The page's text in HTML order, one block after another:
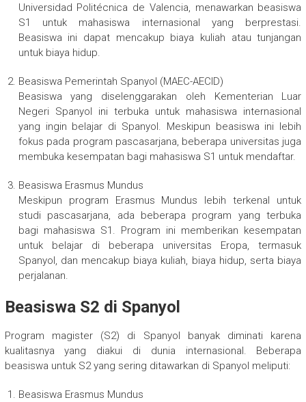
Universidad Politécnica de Valencia, menawarkan beasiswa
S1 untuk mahasiswa internasional yang berprestasi.
Beasiswa ini dapat mencakup biaya kuliah atau tunjangan
untuk biaya hidup.
Beasiswa Pemerintah Spanyol (MAEC-AECID)
Beasiswa yang diselenggarakan oleh Kementerian Luar
Negeri Spanyol ini terbuka untuk mahasiswa internasional
yang ingin belajar di Spanyol. Meskipun beasiswa ini lebih
fokus pada program pascasarjana, beberapa universitas juga
membuka kesempatan bagi mahasiswa S1 untuk mendaftar.
Beasiswa Erasmus Mundus
Meskipun program Erasmus Mundus lebih terkenal untuk
studi pascasarjana, ada beberapa program yang terbuka
bagi mahasiswa S1. Program ini memberikan kesempatan
untuk belajar di beberapa universitas Eropa, termasuk
Spanyol, dan mencakup biaya kuliah, biaya hidup, serta biaya
perjalanan.
Beasiswa S2 di Spanyol
Program magister (S2) di Spanyol banyak diminati karena
kualitasnya yang diakui di dunia internasional. Beberapa
beasiswa untuk S2 yang sering ditawarkan di Spanyol meliputi:
Beasiswa Erasmus Mundus